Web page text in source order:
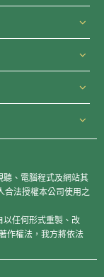
聽、電腦程式及網站其
合法授權本公司使用之
以任何形式重製、改
作權法，我方將依法